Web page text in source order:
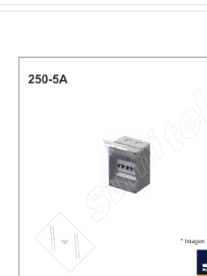
AGREGAR A COTIZACIÓN
DETALLES